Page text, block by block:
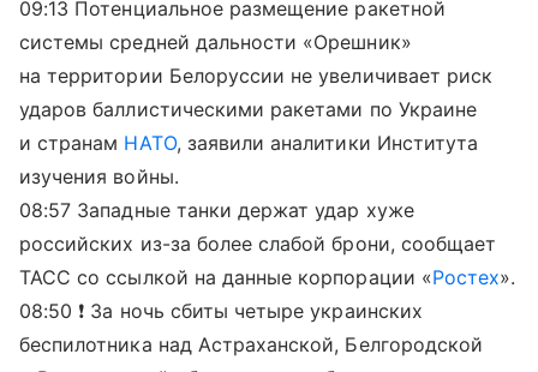
09:13 Потенциальное размещение ракетной
системы средней дальности «Орешник»
на территории Белоруссии не увеличивает риск
ударов баллистическими ракетами по Украине
и странам НАТО, заявили аналитики Института
изучения войны.
08:57 Западные танки держат удар хуже
российских из-за более слабой брони, сообщает
ТАСС со ссылкой на данные корпорации «Ростех».
08:50 ❗️ За ночь сбиты четыре украинских
беспилотника над Астраханской, Белгородской